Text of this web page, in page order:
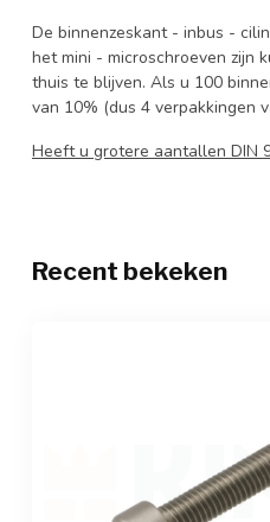
De binnenzeskant - inbus -
het mini - microschroeven zijn
thuis te blijven. Als u 100
van 10% (dus 4 verpakkingen
Heeft u grotere aantallen DIN
Recent bekeken